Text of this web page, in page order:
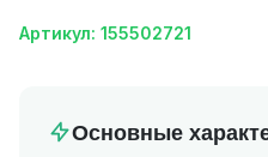
Артикул: 155502721
Основные